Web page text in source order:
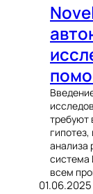
требуют
анализа
система
всем
01.06.2025